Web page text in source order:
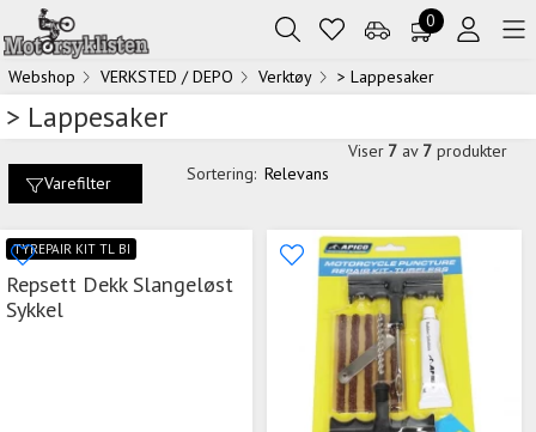
0
Webshop VERKSTED / DEPO Verktøy > Lappesaker
> Lappesaker
Varefilter Sortering: Relevans
Viser 7 av 7 produkter
TYREPAIR KIT TL BI
Repsett Dekk Slangeløst
Sykkel